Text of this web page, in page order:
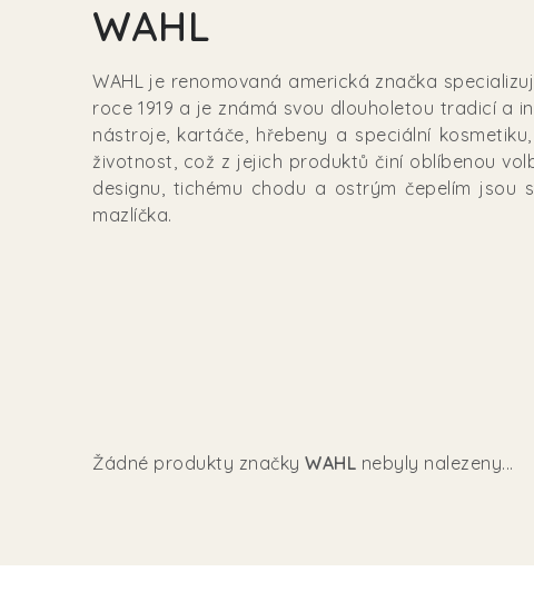
WAHL
WAHL je renomovaná americká značka
roce 1919 a je známá svou dlouholetou tradicí a
nástroje, kartáče, hřebeny a speciální
životnost, což z jejich produktů činí oblíbenou
designu, tichému chodu a ostrým čepelím
mazlíčka.
Žádné produkty značky WAHL nebyly nalezeny...